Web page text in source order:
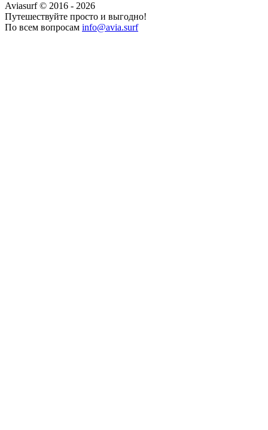
Aviasurf © 2016 - 2026
Путешествуйте просто и выгодно!
По всем вопросам info@avia.surf